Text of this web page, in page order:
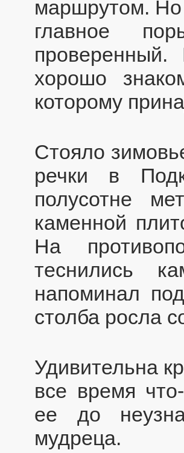
маршрутом. Но
главное
хорошо
которому
Стояло
речки в
полусотне
каменной
На
теснились
напоминал
столба росла
Удивительна
все время
ее до
мудреца.